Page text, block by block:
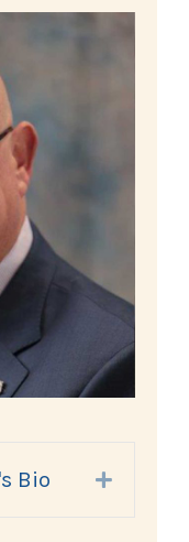
Bio Expand